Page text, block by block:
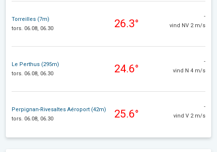
Torreilles (7m)
tors. 06.08, 06.30
26.3°
-
vind NV 2 m/s
Le Perthus (295m)
tors. 06.08, 06.30
24.6°
-
vind N 4 m/s
Perpignan-Rivesaltes Aéroport (42m)
tors. 06.08, 06.30
25.6°
-
vind V 2 m/s